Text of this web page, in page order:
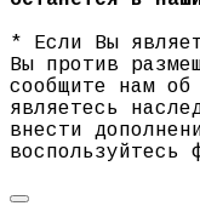
* Если Вы
Вы против
сообщите нам об
являетесь
внести
воспользуйтесь